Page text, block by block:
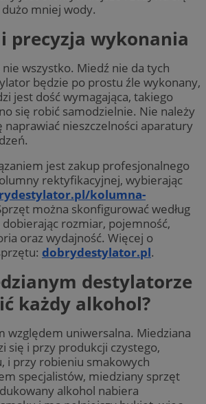
mniej wody.
i precyzja wykonania
wszystko. Miedź nie da tych
będzie po prostu źle wykonany,
jest dość wymagająca, takiego
się robić samodzielnie. Nie należy
naprawiać nieszczelności aparatury
jest zakup profesjonalnego
rektyfikacyjnej, wybierając
kolumna-
można skonfigurować według
dobierając rozmiar, pojemność,
oraz wydajność. Więcej o
dobrydestylator.pl.
destylatorze
każdy alkohol?
względem uniwersalna. Miedziana
się i przy produkcji czystego,
i przy robieniu smakowych
specjalistów, miedziany sprzęt
alkohol nabiera